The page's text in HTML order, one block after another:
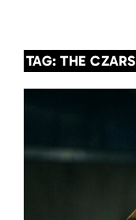
TAG: THE CZARS